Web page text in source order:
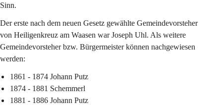
Sinn.
Der erste nach dem neuen Gesetz gewählte Gemeindevorsteher
von Heiligenkreuz am Waasen war Joseph Uhl. Als weitere
Gemeindevorsteher bzw. Bürgermeister können nachgewiesen
werden:
1861 - 1874 Johann Putz
1874 - 1881 Schemmerl
1881 - 1886 Johann Putz